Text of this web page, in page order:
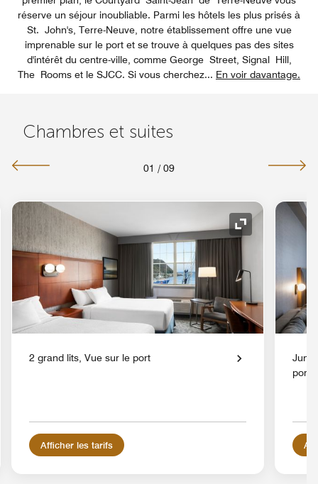
réserve un séjour inoubliable. Parmi les hôtels les plus prisés à
St. John's, Terre-Neuve, notre établissement offre une vue
imprenable sur le port et se trouve à quelques pas des sites
d'intérêt du centre-ville, comme George Street, Signal Hill,
The Rooms et le SJCC. Si vous cherchez... En voir davantage.
Chambres et suites
01 / 09
de développement Icône de
2 grand lits, Vue sur le port
Afficher les tarifs
port